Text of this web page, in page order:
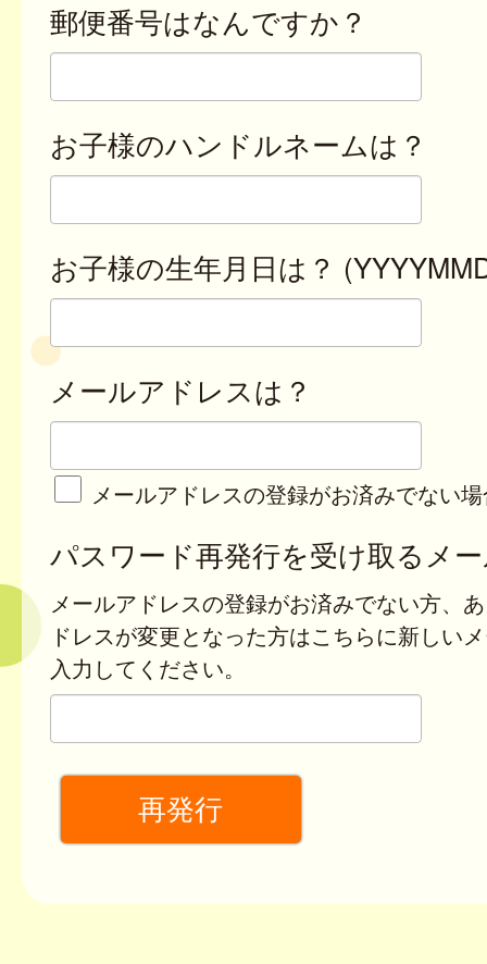
郵便番号はなんですか？
お子様のハンドルネームは？
お子様の生年月日は？
メールアドレスは？
メールアドレスの登録がお済みでない
パスワード再発行を受け取るメ
メールアドレスの登録がお済みでない方、
ドレスが変更となった方はこちらに新しい
入力してください。